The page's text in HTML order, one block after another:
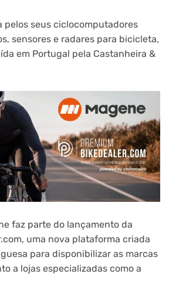
pelos seus ciclocomputadores
sensores e radares para bicicleta,
em Portugal pela Castanheira &
faz parte do lançamento da
uma nova plataforma criada
para disponibilizar as marcas
a lojas especializadas como a